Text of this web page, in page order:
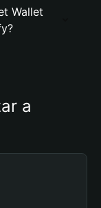
Wallet
a